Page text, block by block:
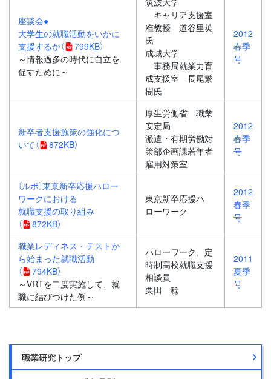
座談会●
大学生の就職活動をいかに
支援するか（
799KB）
～情報過多の時代に自立を
促すために～
キャリア支援室
准教授 道谷里英
氏
成城大学
事務局就業力育
成支援室 長尾繁
樹氏
2012
春季
号
新卒者支援施策の強化につ
いて（ 872KB）
厚生労働省 職業
安定局
派遣・有期労働対
策部企画課若年者
雇用対策室
2012
春季
号
〔ルポ〕東京新卒応援ハロー
ワークにおける
就職支援の取り組み
（
872KB）
東京新卒応援ハ
ローワーク
2012
春季
号
職業レディネス・テストか
ら始まった就職活動
（
794KB）
～VRTを二度実施して、就
職に結びつけた例～
ハローワーク、定
時制高校就職支援
相談員
栗田 稔
2011
夏季
号
職業研究トップ